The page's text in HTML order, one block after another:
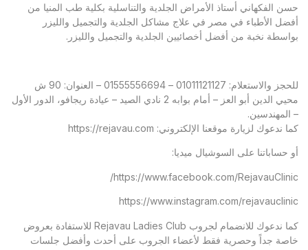
حسن الفكهاني أستاذ الأمراض الجلدية والتناسلية بكلية طب المنيا من
أفضل الأطباء في مصر في علاج مشاكل الجلدية والتجميل والليزر
بواسطة نخبة من أفضل أخصائيين الجلدية والتجميل والليزر.
للحجز والاستعلام: 01011121127 – 01555556694 – العنوان: 90 ش
محيي الدين أبو العز – أمام بوابه 2 نادي الصيد – عيادة ريجافو، الدور الأول
– المهندسين.
كما ندعوك لزيارة موقعنا الإلكتروني: https://rejavau.com
أو حساباتنا على السوشيال ميديا:
https://www.facebook.com/RejavauClinic/
https://www.instagram.com/rejavauclinic
كما ندعوك للانضمام لجروب Rejavau Ladies Club للاستفادة بعروض
خاصة جداً وحصرية فقط لأعضاء الجروب على أحدث وأفضل جلسات